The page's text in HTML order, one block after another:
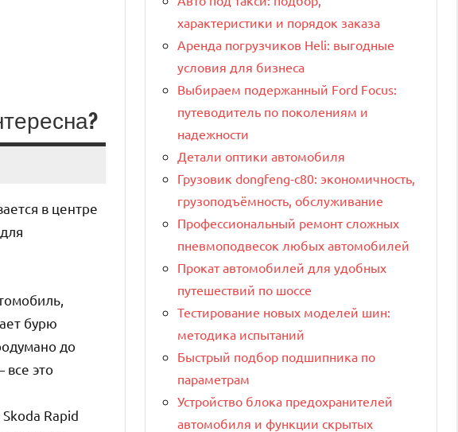
в центре
бурю
до
это
Rapid
характеристики и порядок заказа
Аренда погрузчиков Heli: выгодные
условия для бизнеса
Выбираем подержанный Ford Focus:
путеводитель по поколениям и
надежности
Детали оптики автомобиля
Грузовик dongfeng-c80: экономичность,
грузоподъёмность, обслуживание
Профессиональный ремонт сложных
пневмоподвесок любых автомобилей
Прокат автомобилей для удобных
путешествий по шоссе
Тестирование новых моделей шин:
методика испытаний
Быстрый подбор подшипника по
параметрам
Устройство блока предохранителей
автомобиля и функции скрытых